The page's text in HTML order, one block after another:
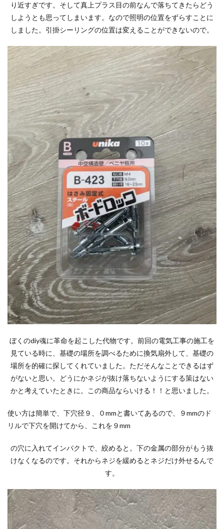
り近すぎです。そして真上プラス目の前なんで落ちてきたらどう
しようとも思ってしまいます。なので照明の位置をずらすことに
しました。引掛シーリングの位置は変えることができないので。
ぼくのdiy魂に革命を起こした代物です。前回の電気工事の施工を
見ている時に、基礎の場所を調べるために換気扇外して、基礎の
場所を的確に探してくれていました。ただそんなことできるはず
がないと思い。どうにかネジが抜け落ちないようにする策はない
かと考えていたときに。この商品ならいける！！と思いました。
使い方は簡単で、下穴径９、０mmと書いてあるので、９mmのド
リルで下穴を開けてから、これを９mm
の穴に入れてインパクトで、絞めると。下の金属の部分がもう抜
けなくなるのです。それからネジを緩めるとネジだけ外せるんで
す。